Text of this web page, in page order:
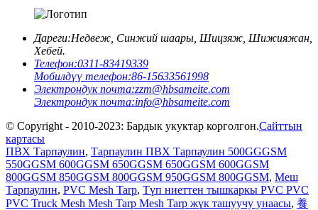
Дареги:Недвеж, Синжий шаары, Шицзяж, Шижияжан,
Хебей.
Телефон:0311-83419339
Мобилдүү телефон:86-15633561998
Электрондук почта:zzm@hbsameite.com
Электрондук почта:info@hbsameite.com
© Copyright - 2010-2023: Бардык укуктар корголгон.Сайттын
картасы
ПВХ Тарпаулин, Тарпаулин ПВХ Тарпаулин 500GGGSM
550GGSM 600GGSM 650GGSM 650GGSM 600GGSM
800GGSM 850GGSM 800GGSM 950GGSM 800GGSM, Меш
Тарпаулин, PVC Mesh Tarp, Түп ниеттен тышкаркы PVC PVC
PVC Truck Mesh Mesh Tarp Mesh Tarp жүк ташуучу унаасы, 養